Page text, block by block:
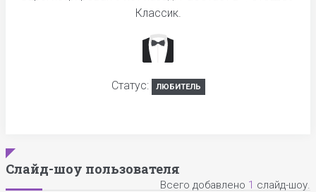
Классик.
Статус: ЛЮБИТЕЛЬ
Слайд-шоу пользователя
Всего добавлено 1 слайд-шоу.